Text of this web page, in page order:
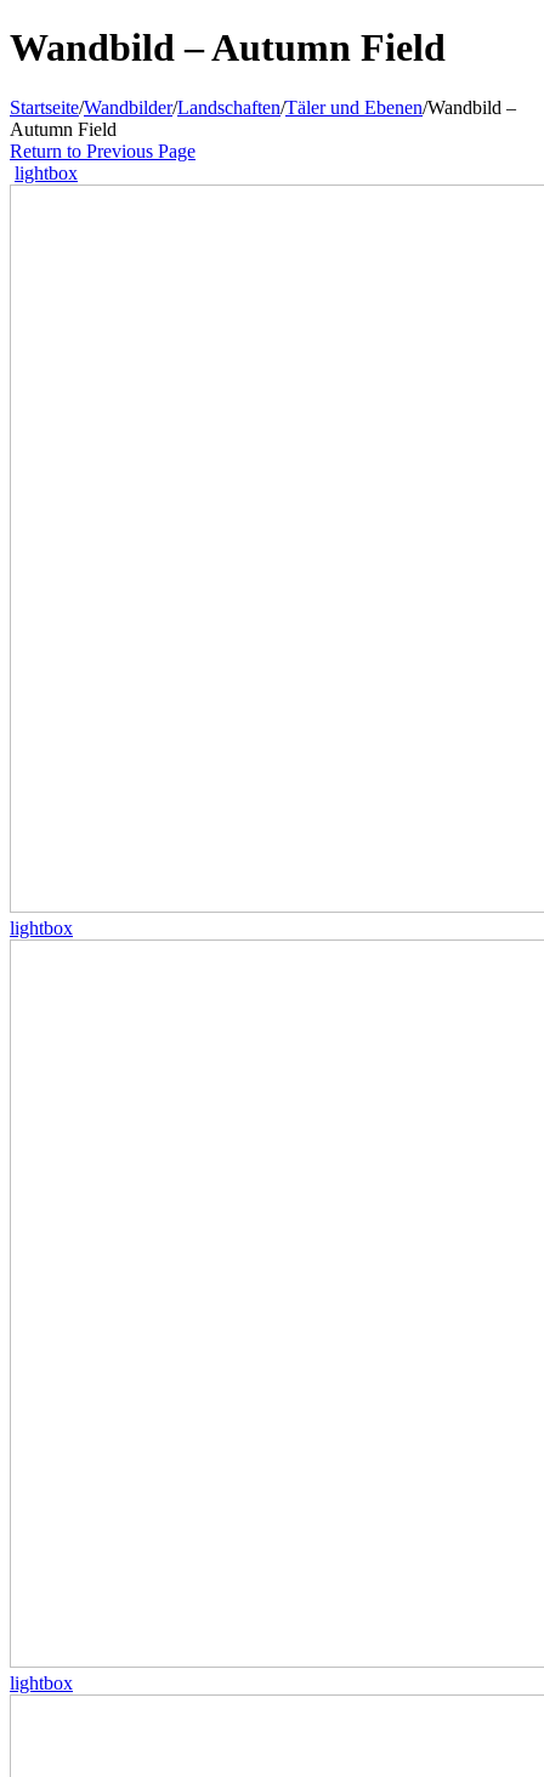
Wandbild – Autumn Field
Startseite/Wandbilder/Landschaften/Täler und Ebenen/Wandbild –
Autumn Field
Return to Previous Page
lightbox
lightbox
lightbox